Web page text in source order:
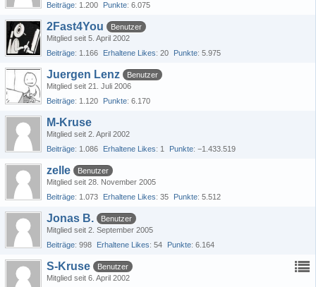
Beiträge 1.200 Punkte 6.075
2Fast4You
Benutzer
Mitglied seit 5. April 2002
Beiträge 1.166 Erhaltene Likes 20 Punkte 5.975
Juergen Lenz
Benutzer
Mitglied seit 21. Juli 2006
Beiträge 1.120 Punkte 6.170
M-Kruse
Mitglied seit 2. April 2002
Beiträge 1.086 Erhaltene Likes 1 Punkte −1.433.519
zelle
Benutzer
Mitglied seit 28. November 2005
Beiträge 1.073 Erhaltene Likes 35 Punkte 5.512
Jonas B.
Benutzer
Mitglied seit 2. September 2005
Beiträge 998 Erhaltene Likes 54 Punkte 6.164
S-Kruse
Benutzer
Mitglied seit 6. April 2002